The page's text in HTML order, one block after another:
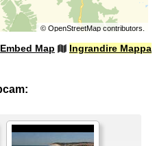
© OpenStreetMapcontributors.
Embed Map Ingrandire Mappa